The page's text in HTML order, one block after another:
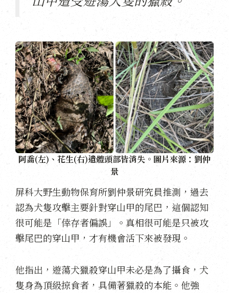
阿喬(左)、花生(右)遺體頭部皆消失。圖片來源：劉仲
景
屏科大野生動物保育所劉仲景研究員推測，過去
認為犬隻攻擊主要針對穿山甲的尾巴，這個認知
很可能是「倖存者偏誤」。真相很可能是只被攻
擊尾巴的穿山甲，才有機會活下來被發現。
他指出，遊蕩犬獵殺穿山甲未必是為了攝食，犬
隻身為頂級掠食者，具備著獵殺的本能。他強